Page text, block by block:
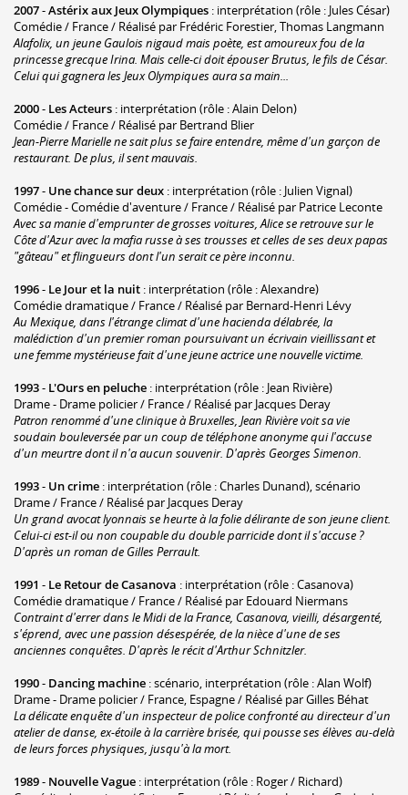
2007-Astérix aux Jeux Olympiques : interprétation (rôle : Jules César)
Comédie / France / Réalisé par Frédéric Forestier, Thomas Langmann
Alafolix, un jeune Gaulois nigaud mais poète, est amoureux fou de la
princesse grecque Irina. Mais celle-ci doit épouser Brutus, le fils de César.
Celui qui gagnera les Jeux Olympiques aura sa main...
2000- Les Acteurs : interprétation (rôle : Alain Delon)
Comédie / France / Réalisé par Bertrand Blier
Jean-Pierre Marielle ne sait plus se faire entendre, même d'un garçon de
restaurant. De plus, il sent mauvais.
1997- Une chance sur deux : interprétation (rôle : Julien Vignal)
Comédie - Comédie d'aventure / France / Réalisé par Patrice Leconte
Avec sa manie d'emprunter de grosses voitures, Alice se retrouve sur le
Côte d'Azur avec la mafia russe à ses trousses et celles de ses deux papas
"gâteau" et flingueurs dont l'un serait ce père inconnu.
1996- Le Jour et la nuit : interprétation (rôle : Alexandre)
Comédie dramatique / France / Réalisé par Bernard-Henri Lévy
Au Mexique, dans l'étrange climat d'une hacienda délabrée, la
malédiction d'un premier roman poursuivant un écrivain vieillissant et
une femme mystérieuse fait d'une jeune actrice une nouvelle victime.
1993- L'Ours en peluche : interprétation (rôle : Jean Rivière)
Drame - Drame policier / France / Réalisé par Jacques Deray
Patron renommé d'une clinique à Bruxelles, Jean Rivière voit sa vie
soudain bouleversée par un coup de téléphone anonyme qui l'accuse
d'un meurtre dont il n'a aucun souvenir. D'après Georges Simenon.
1993- Un crime : interprétation (rôle : Charles Dunand), scénario
Drame / France / Réalisé par Jacques Deray
Un grand avocat lyonnais se heurte à la folie délirante de son jeune client.
Celui-ci est-il ou non coupable du double parricide dont il s'accuse ?
D'après un roman de Gilles Perrault.
1991 - Le Retour de Casanova : interprétation (rôle : Casanova)
Comédie dramatique / France / Réalisé par Edouard Niermans
Contraint d'errer dans le Midi de la France, Casanova, vieilli, désargenté,
s'éprend, avec une passion désespérée, de la nièce d'une de ses
anciennes conquêtes. D'après le récit d'Arthur Schnitzler.
1990- Dancing machine : scénario, interprétation (rôle : Alan Wolf)
Drame - Drame policier / France, Espagne / Réalisé par Gilles Béhat
La délicate enquête d'un inspecteur de police confronté au directeur d'un
atelier de danse, ex-étoile à la carrière brisée, qui pousse ses élèves au-delà
de leurs forces physiques, jusqu'à la mort.
1989- Nouvelle Vague : interprétation (rôle : Roger / Richard)